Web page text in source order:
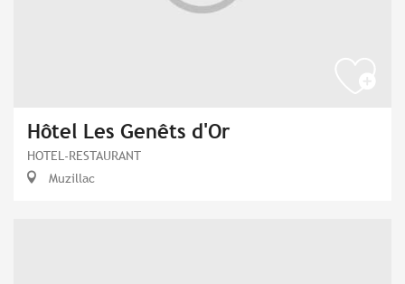
Hôtel Les Genêts d'Or
HOTEL-RESTAURANT
Muzillac